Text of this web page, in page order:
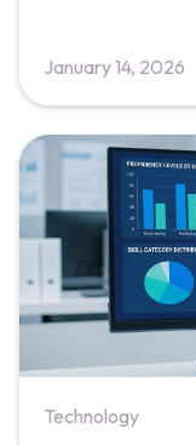
January 14, 2026
Technology